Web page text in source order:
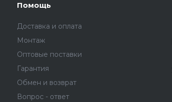
Помощь
Доставка и оплата
Монтаж
Оптовые поставки
Гарантия
Обмен и возврат
Вопрос - ответ